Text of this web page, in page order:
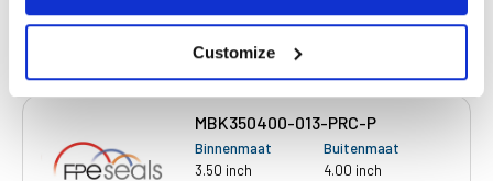
Customize
MBK350400-013-PRC-P
Binnenmaat
3.50 inch
Buitenmaat
4.00 inch